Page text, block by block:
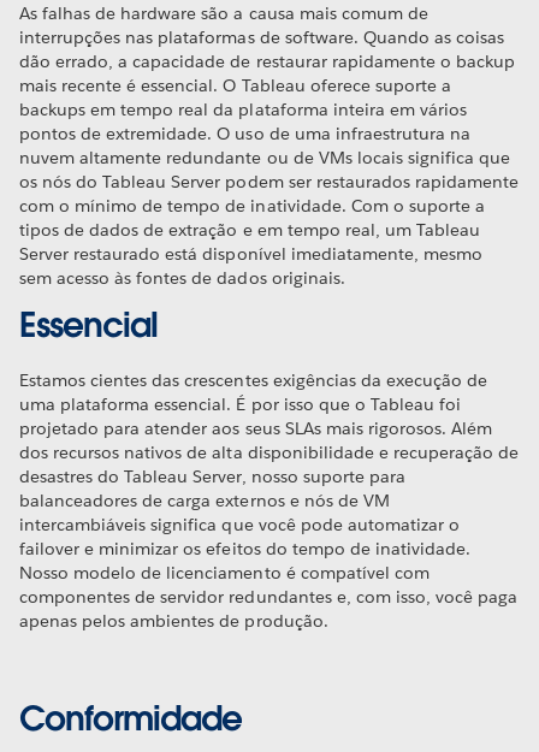
As falhas de hardware são a causa mais comum de
interrupções nas plataformas de software. Quando as coisas
dão errado, a capacidade de restaurar rapidamente o backup
mais recente é essencial. O Tableau oferece suporte a
backups em tempo real da plataforma inteira em vários
pontos de extremidade. O uso de uma infraestrutura na
nuvem altamente redundante ou de VMs locais significa que
os nós do Tableau Server podem ser restaurados rapidamente
com o mínimo de tempo de inatividade. Com o suporte a
tipos de dados de extração e em tempo real, um Tableau
Server restaurado está disponível imediatamente, mesmo
sem acesso às fontes de dados originais.
Essencial
Estamos cientes das crescentes exigências da execução de
uma plataforma essencial. É por isso que o Tableau foi
projetado para atender aos seus SLAs mais rigorosos. Além
dos recursos nativos de alta disponibilidade e recuperação de
desastres do Tableau Server, nosso suporte para
balanceadores de carga externos e nós de VM
intercambiáveis significa que você pode automatizar o
failover e minimizar os efeitos do tempo de inatividade.
Nosso modelo de licenciamento é compatível com
componentes de servidor redundantes e, com isso, você paga
apenas pelos ambientes de produção.
Conformidade